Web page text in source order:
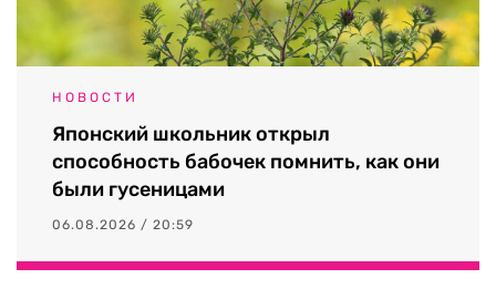
НОВОСТИ
Японский школьник открыл
способность бабочек помнить, как они
были гусеницами
06.08.2026 / 20:59